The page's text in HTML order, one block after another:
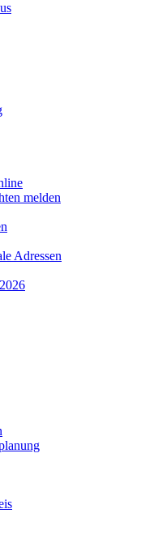
melden
Adressen